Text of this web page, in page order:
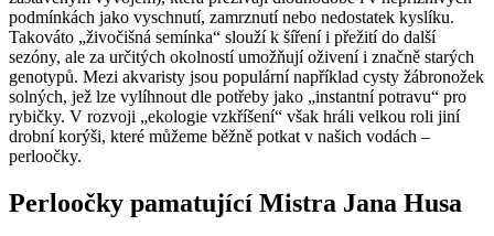
podmínkách jako vyschnutí, zamrznutí nebo nedostatek kyslíku.
Takováto „živočišná semínka“ slouží k šíření i přežití do další
sezóny, ale za určitých okolností umožňují oživení i značně starých
genotypů. Mezi akvaristy jsou populární například cysty žábronožek
solných, jež lze vylíhnout dle potřeby jako „instantní potravu“ pro
rybičky. V rozvoji „ekologie vzkříšení“ však hráli velkou roli jiní
drobní korýši, které můžeme běžně potkat v našich vodách –
perloočky.
Perloočky pamatující Mistra Jana Husa